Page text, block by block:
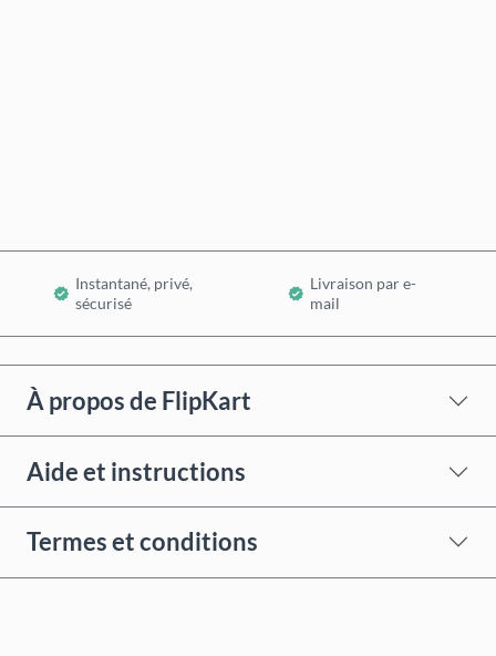
Instantané, privé,
sécurisé
Livraison par e-
mail
À propos de FlipKart
Aide et instructions
Termes et conditions